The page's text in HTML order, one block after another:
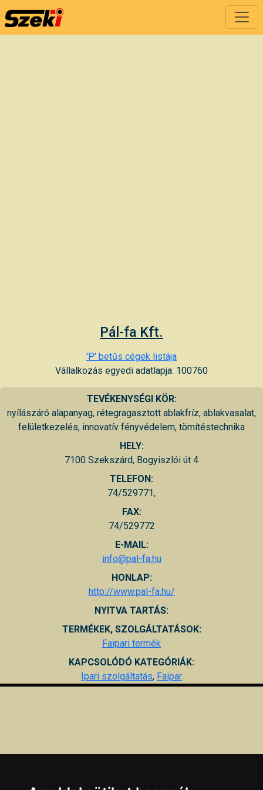
Pál-fa Kft.
'P' betűs cégek listája
Vállalkozás egyedi adatlapja: 100760
TEVÉKENYSÉGI KÖR:
nyílászáró alapanyag, rétegragasztott ablakfríz, ablakvasalat,
felületkezelés, innovatív fényvédelem, tömítéstechnika
HELY:
7100 Szekszárd, Bogyiszlói út 4
TELEFON:
74/529771,
FAX:
74/529772
E-MAIL:
info@pal-fa.hu
HONLAP:
http://www.pal-fa.hu/
NYITVA TARTÁS:
TERMÉKEK, SZOLGÁLTATÁSOK:
Faipari termék
KAPCSOLÓDÓ KATEGÓRIÁK:
Ipari szolgáltatás, Faipar